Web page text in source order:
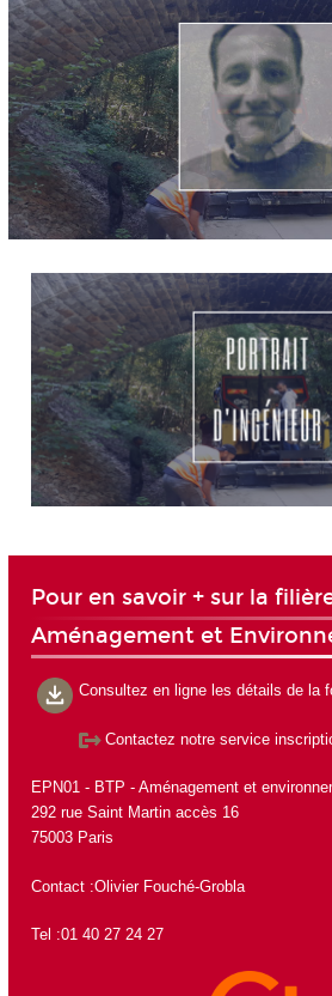
Pour en savoir + sur la
Aménagement et
Consultez en ligne les détails de la
Contactez notre service
EPN01 - BTP - Aménagement et
292 rue Saint Martin accès 16
75003 Paris
Contact :Olivier Fouché-Grobla
Tel :01 40 27 24 27